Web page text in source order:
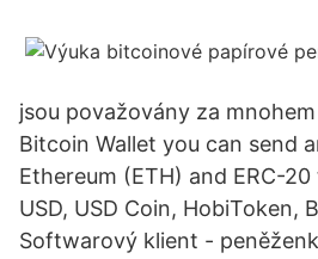
jsou považovány za
Bitcoin Wallet you can send
Ethereum (ETH) and ERC-
USD, USD Coin, HobiToken,
Softwarový klient -